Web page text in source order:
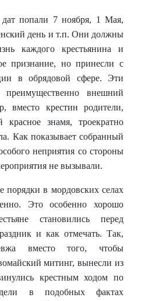
попали 7 ноября, 1 Мая,
день и т.п. Они должны
каждого крестьянина и
признание, но принесли с
в обрядовой сфере. Эти
преимущественно внешний
вместо крестин родители,
красное знамя, троекратно
Как показывает собранный
неприятия со стороны
не вызывали.
порядки в мордовских селах
Это особенно хорошо
становились перед
и как отмечать. Так,
вместо того, чтобы
митинг, вынесли из
крестным ходом по
в подобных фактах